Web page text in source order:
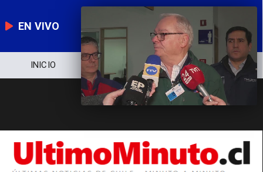
EN VIVO
INICIO NOTICIERO POLÍTICA